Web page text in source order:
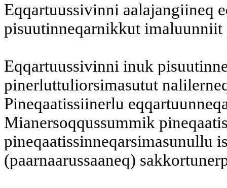
Eqqartuussivinni aalajangiineq
pisuutinneqarnikkut
Eqqartuussivinni inuk
pinerluttuliorsimasutut
Pineqaatissiinerlu
Mianersoqqussummik
pineqaatissinneqarsimasunullu
(paarnaarussaaneq)